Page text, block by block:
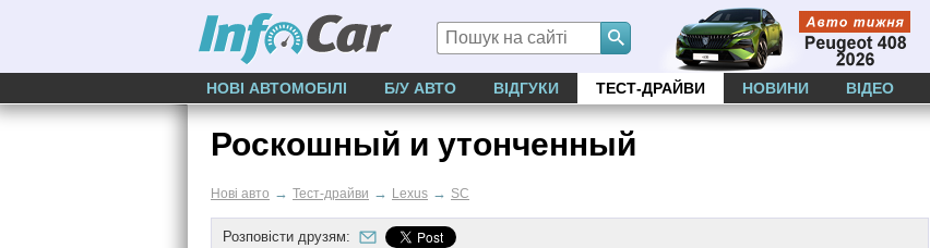
НОВІ АВТОМОБІЛІ Б/У АВТО ВІДГУКИ ТЕСТ-ДРАЙВИ НОВИНИ ВІДЕО
Роскошный и утонченный
Нові авто → Тест-драйви → Lexus → SC
Розповісти друзям: